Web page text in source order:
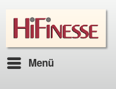
Menü